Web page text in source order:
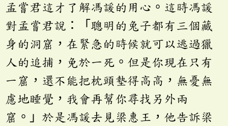
孟嘗君這才了解馮諼的用心。這時馮諼
對孟嘗君說：「聰明的兔子都有三個藏
身的洞窟，在緊急的時候就可以逃過獵
人的追捕，免於一死。但是你現在只有
一窟，還不能把枕頭墊得高高，無憂無
慮地睡覺，我會再幫你尋找另外兩
窟。」於是馮諼去見梁惠王，他告訴梁